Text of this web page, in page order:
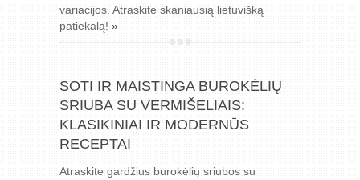
variacijos. Atraskite skaniausią lietuvišką
patiekalą! »
SOTI IR MAISTINGA BUROKĖLIŲ
SRIUBA SU VERMIŠELIAIS:
KLASIKINIAI IR MODERNŪS
RECEPTAI
Atraskite gardžius burokėlių sriubos su